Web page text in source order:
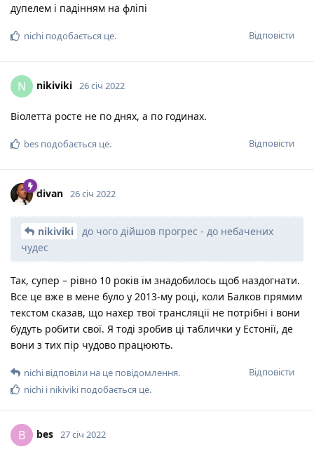
дупелем і падінням на фліпі
Відповісти
nichi подобається це.
N nikiviki 26 січ 2022
Віолетта росте не по днях, а по годинах.
Відповісти
bes подобається це.
divan 26 січ 2022
nikiviki
до чого дійшов прогрес - до небачених
чудес
Так, супер – рівно 10 років їм знадобилось щоб наздогнати.
Все це вже в мене було у 2013-му році, коли Балков прямим
текстом сказав, що нахєр твої трансляції не потрібні і вони
будуть робити свої. Я тоді зробив ці таблички у Естонії, де
вони з тих пір чудово працюють.
Відповісти
nichi відповіли на це повідомлення.
nichi і nikiviki подобається це.
B bes 27 січ 2022